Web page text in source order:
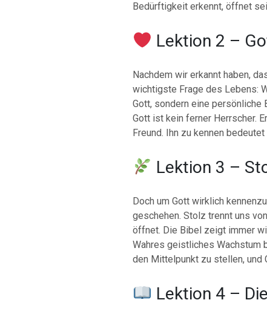
Bedürftigkeit erkennt, öffnet
Lektion 2 –
Nachdem wir erkannt haben,
wichtigste Frage des Lebens:
Gott, sondern eine persönliche
Gott ist kein ferner Herrscher.
Freund. Ihn zu kennen bedeutet
Lektion 3 –
Doch um Gott wirklich
geschehen. Stolz trennt uns
öffnet. Die Bibel zeigt immer
Wahres geistliches Wachstum
den Mittelpunkt zu stellen, und
Lektion 4 –